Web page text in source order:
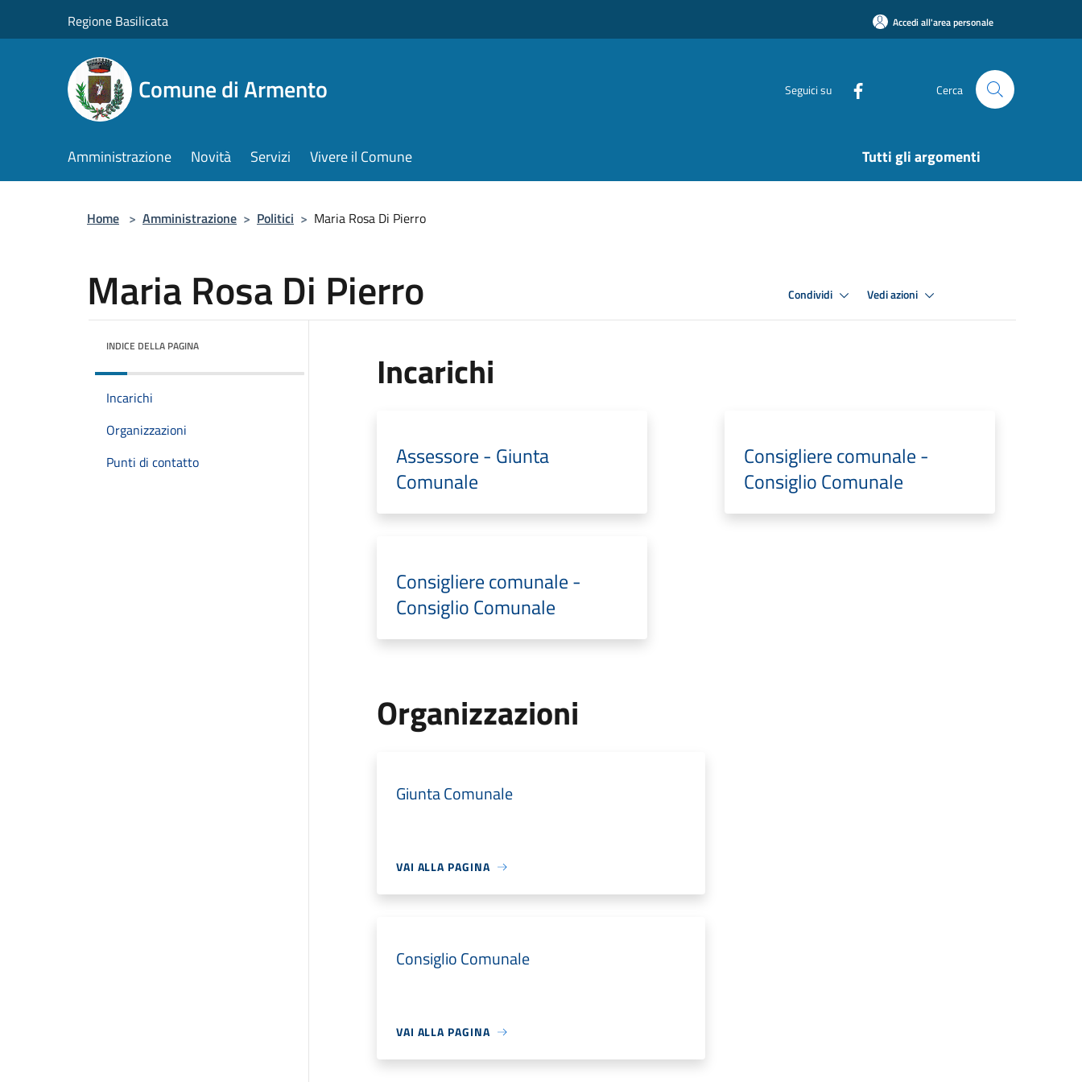
Regione Basilicata Accedi all'area personale
Comune di Armento Seguici su Cerca
Amministrazione Novità Servizi Vivere il Comune Tutti gli argomenti
Home > Amministrazione > Politici > Maria Rosa Di Pierro
Maria Rosa Di Pierro Condividi Vedi azioni
INDICE DELLA PAGINA
Incarichi
Organizzazioni
Punti di contatto
Incarichi
Assessore - Giunta
Comunale
Consigliere comunale -
Consiglio Comunale
Consigliere comunale -
Consiglio Comunale
Organizzazioni
Giunta Comunale
VAI ALLA PAGINA
Consiglio Comunale
VAI ALLA PAGINA